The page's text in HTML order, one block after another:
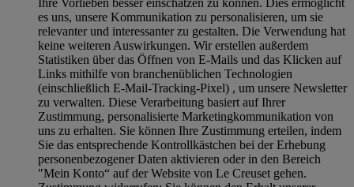
es uns, unsere Kommunikation zu personalisieren, um sie
relevanter und interessanter zu gestalten. Die Verwendung hat
keine weiteren Auswirkungen. Wir erstellen außerdem
Statistiken über das Öffnen von E-Mails und das Klicken auf
Links mithilfe von branchenüblichen Technologien
(einschließlich E-Mail-Tracking-Pixel) , um unsere Newsletter
zu verwalten. Diese Verarbeitung basiert auf Ihrer
Zustimmung, personalisierte Marketingkommunikation von
uns zu erhalten. Sie können Ihre Zustimmung erteilen, indem
Sie das entsprechende Kontrollkästchen bei der Erhebung
personenbezogener Daten aktivieren oder in den Bereich
"Mein Konto“ auf der Website von Le Creuset gehen.